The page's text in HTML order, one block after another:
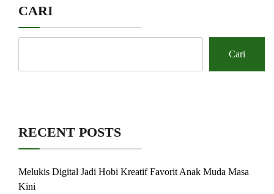
CARI
Cari
RECENT POSTS
Melukis Digital Jadi Hobi Kreatif Favorit Anak Muda Masa
Kini